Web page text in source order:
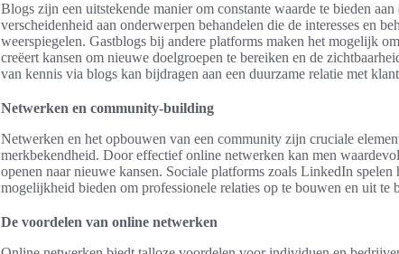
Blogs zijn een uitstekende manier om constante waarde te bieden
verscheidenheid aan onderwerpen behandelen die de interesses en
weerspiegelen. Gastblogs bij andere platforms maken het mogelijk
creëert kansen om nieuwe doelgroepen te bereiken en de
van kennis via blogs kan bijdragen aan een duurzame relatie met
Netwerken en community-building
Netwerken en het opbouwen van een community zijn cruciale
merkbekendheid. Door effectief online netwerken kan men
openen naar nieuwe kansen. Sociale platforms zoals LinkedIn spelen
mogelijkheid bieden om professionele relaties op te bouwen en uit te
De voordelen van online netwerken